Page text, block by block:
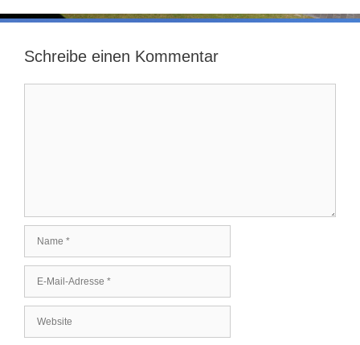
Schreibe einen Kommentar
Mail-
Adresse